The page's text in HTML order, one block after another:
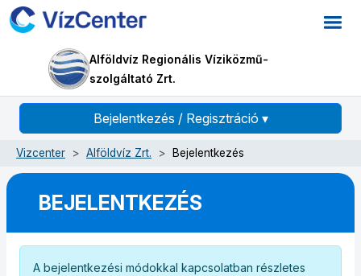
Alföldvíz Regionális Víziközmű-
szolgáltató Zrt.
Bejelentkezés / Regisztráció ▾
Vizcenter Alföldvíz Zrt. Bejelentkezés
BEJELENTKEZÉS
A bejelentkezési módokkal kapcsolatban részletes